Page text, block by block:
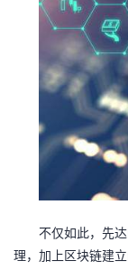
坛
圈
子
的
直
我
的
动
我
关
的
我
不仅如此，先
理，加上区块链建